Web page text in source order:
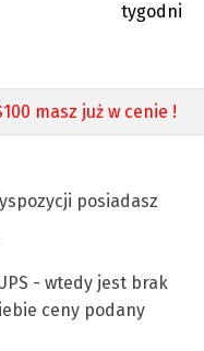
tygodni
masz już w cenie !
posiadasz
- wtedy jest brak
ceny podany